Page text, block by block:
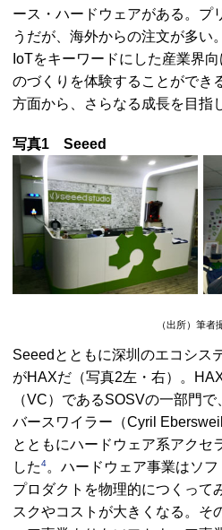
ース・ハードウェアがある。プ
うだが、海外からの注文が多い
IoTをキーワードにした産業界
のづくりを体験することができ
方面から、さらなる成長を目指
写真1 Seeed
（出所）筆者
Seeed とともに深圳のエコシス
がHAXだ（写真2左・右）。
（VC）であるSOSVの一部門で
バースワイラー（Cyril
とともにハードウェア系アクセ
した4。ハードウェア事業はソフ
プロダクトを物理的につくって
スクやコストが大きくなる。そ